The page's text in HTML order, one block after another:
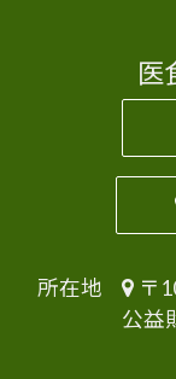
医
所在地
〒
公益